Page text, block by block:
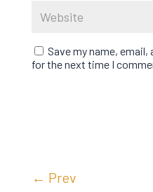
Save my name,
for the next time I
← Prev